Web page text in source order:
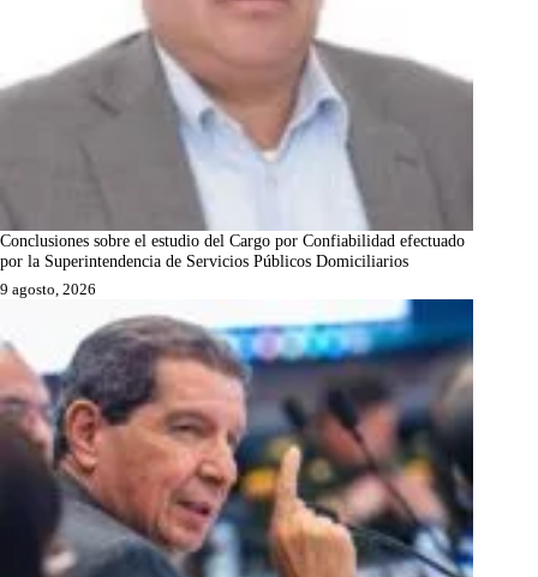
Conclusiones sobre el estudio del Cargo por Confiabilidad efectuado
por la Superintendencia de Servicios Públicos Domiciliarios
9 agosto, 2026